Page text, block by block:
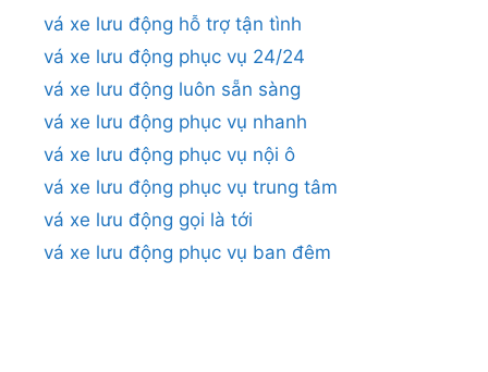
vá xe lưu động hỗ trợ tận tình
vá xe lưu động phục vụ 24/24
vá xe lưu động luôn sẵn sàng
vá xe lưu động phục vụ nhanh
vá xe lưu động phục vụ nội ô
vá xe lưu động phục vụ trung tâm
vá xe lưu động gọi là tới
vá xe lưu động phục vụ ban đêm